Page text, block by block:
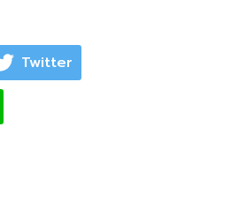
Twitter